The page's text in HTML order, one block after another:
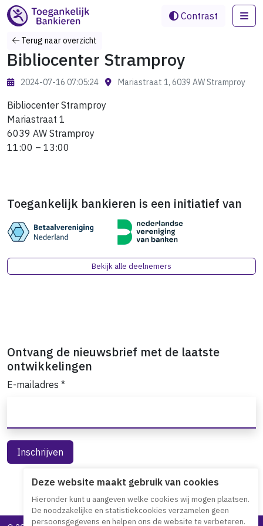
Contrast
Terug naar overzicht
Bibliocenter Stramproy
2024-07-16 07:05:24 Mariastraat 1, 6039 AW Stramproy
Bibliocenter Stramproy
Mariastraat 1
6039 AW Stramproy
11:00 – 13:00
Toegankelijk bankieren is een initiatief van
Bekijk alle deelnemers
Ontvang de nieuwsbrief met de laatste
ontwikkelingen
E-mailadres *
Deze website maakt gebruik van cookies
Hieronder kunt u aangeven welke cookies wij mogen plaatsen.
De noodzakelijke en statistiekcookies verzamelen geen
persoonsgegevens en helpen ons de website te verbeteren.